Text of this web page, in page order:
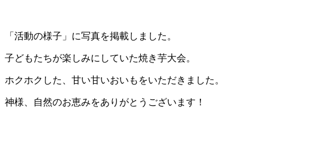
「活動の様子」に写真を掲載しました。
子どもたちが楽しみにしていた焼き芋大会。
ホクホクした、甘い甘いおいもをいただきました。
神様、自然のお恵みをありがとうございます！